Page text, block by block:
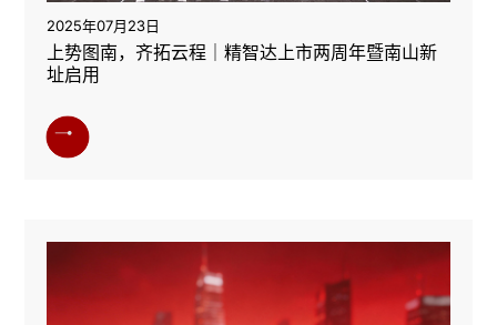
2025年07月23日
上势图南，齐拓云程｜精智达上市两周年暨南山新
址启用